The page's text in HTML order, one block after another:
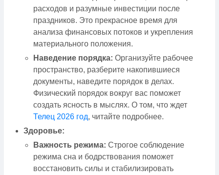
расходов и разумные инвестиции после
праздников. Это прекрасное время для
анализа финансовых потоков и укрепления
материального положения.
Наведение порядка: Организуйте рабочее
пространство, разберите накопившиеся
документы, наведите порядок в делах.
Физический порядок вокруг вас поможет
создать ясность в мыслях. О том, что ждет
Телец 2026 год, читайте подробнее.
Здоровье:
Важность режима: Строгое соблюдение
режима сна и бодрствования поможет
восстановить силы и стабилизировать